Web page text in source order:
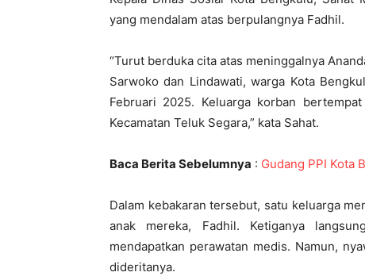
yang mendalam atas berpulangnya Fadhil.
“Turut berduka cita atas meninggalnya
Sarwoko dan Lindawati, warga Kota
Februari 2025. Keluarga korban
Kecamatan Teluk Segara,” kata Sahat.
Baca Berita Sebelumnya : Gudang PPI Kota
Dalam kebakaran tersebut, satu keluarga
anak mereka, Fadhil. Ketiganya
mendapatkan perawatan medis. Namun,
dideritanya.